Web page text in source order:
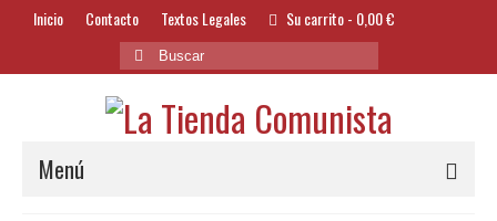
Inicio Contacto Textos Legales Su carrito- 0,00€
Buscar
por:
Menú